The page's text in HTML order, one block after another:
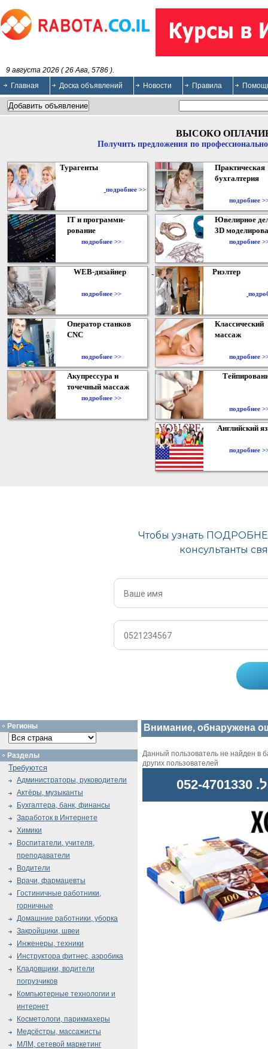
9 августа 2026 ( 26 Ава, 5786 ).
Главная
Доска объявлений Новости Правила
ВЫСОКО
Получить предложения по
Турагенты
подробнее >>
Практическая
бухгалтерия
подробнее
IT и программи-
рование
подробнее >>
Ювелирное
3D
подробнее
WEB-дизайнер
подробнее >>
Риэлтер
Оператор станков
CNC
подробнее >>
Классический
массаж
подробнее
Акупрессура и
точечный массаж
подробнее >>
подробнее
Английский
подробнее
Внимание, обнаружена
Данный пользователь не найден в
других пользователей
Регионы
Разделы
Требуются
Администраторы, руководители
Актёры, музыканты
Бухгалтера, банк, финансы
Заработок в Интернете
Химики
Воспитатели, учителя,
преподаватели
Водители
Врачи, фармацевты
Гостиничные работники,
горничные
Домашние работники, уборка
Закройщики, швеи
Инженеры, техники
Инструктора фитнес, аэробика
Кладовщики, водители
погрузчиков
Компьютерные технологии и
интернет
Косметологи, парикмахеры
Медсёстры, массажисты
МЛМ, сетевой маркетинг